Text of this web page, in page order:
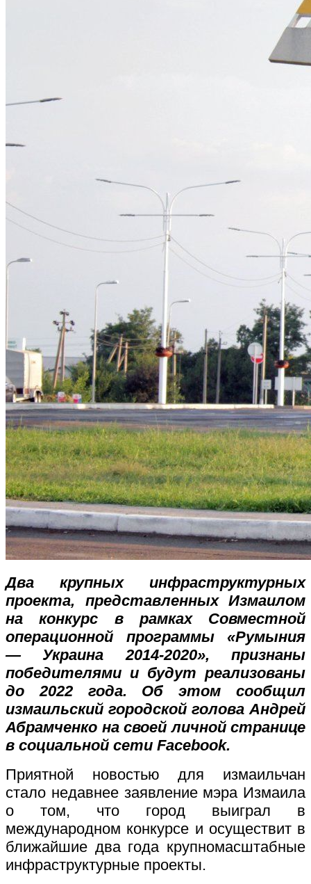
Два крупных инфраструктурных
проекта, представленных Измаилом
на конкурс в рамках Совместной
операционной программы «Румыния
— Украина 2014-2020», признаны
победителями и будут реализованы
до 2022 года. Об этом сообщил
измаильский городской голова Андрей
Абрамченко на своей личной странице
в социальной сети Facebook.
Приятной новостью для измаильчан
стало недавнее заявление мэра Измаила
о том, что город выиграл в
международном конкурсе и осуществит в
ближайшие два года крупномасштабные
инфраструктурные проекты.